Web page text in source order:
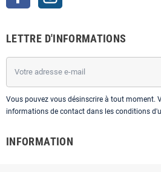
LETTRE D'INFORMATIONS
Vous pouvez vous désinscrire à tout moment.
informations de contact dans les conditions
INFORMATION